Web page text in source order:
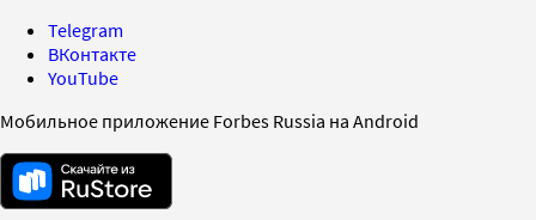
Telegram
ВКонтакте
YouTube
Мобильное приложение Forbes Russia на Android